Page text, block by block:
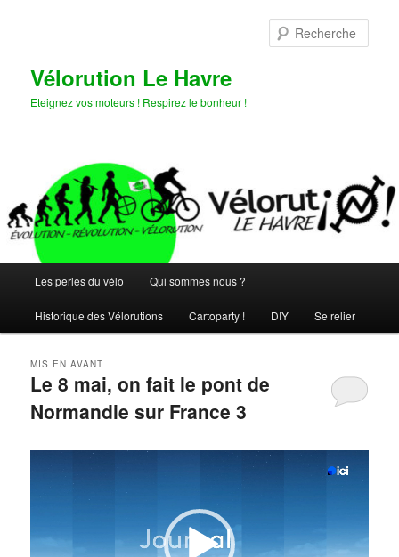
Vélorution Le Havre
Eteignez vos moteurs ! Respirez le bonheur !
principal
Les perles du vélo Qui sommes nous ?
Historique des Vélorutions Cartoparty ! DIY Se relier
Le 8 mai, on fait le pont de
Normandie sur France 3
MIS EN AVANT